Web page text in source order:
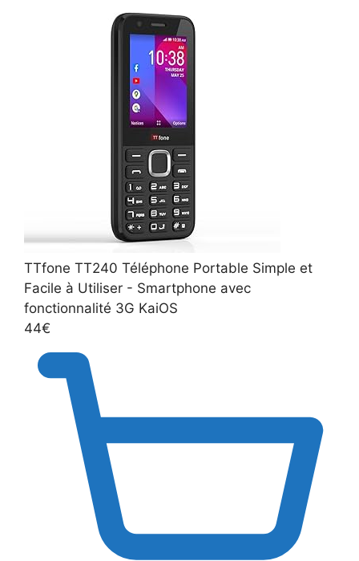
TTfone TT240 Téléphone Portable Simple et
Facile à Utiliser - Smartphone avec
fonctionnalité 3G KaiOS
44€